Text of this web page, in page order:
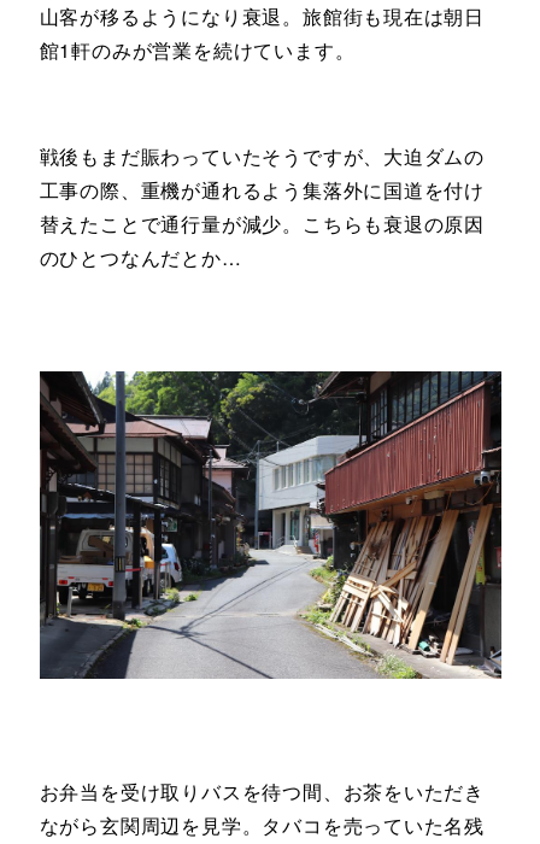
山客が移るようになり衰退。旅館街も現在は朝日
館1軒のみが営業を続けています。
戦後もまだ賑わっていたそうですが、大迫ダムの
工事の際、重機が通れるよう集落外に国道を付け
替えたことで通行量が減少。こちらも衰退の原因
のひとつなんだとか…
お弁当を受け取りバスを待つ間、お茶をいただき
ながら玄関周辺を見学。タバコを売っていた名残